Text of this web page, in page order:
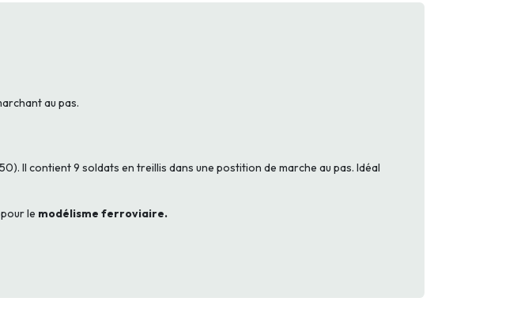
au pas.
Il contient 9 soldats en treillis dans une postition de marche au pas. Idéal
le modélisme ferroviaire.